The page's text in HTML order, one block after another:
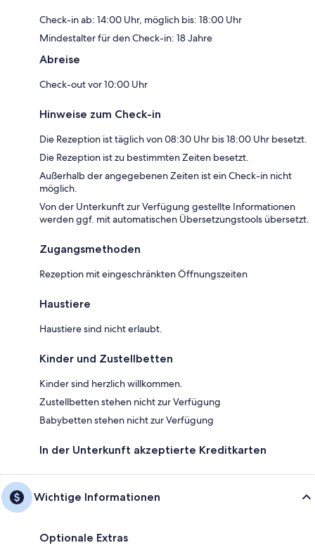
Check-in ab: 14:00 Uhr, möglich bis: 18:00 Uhr
Mindestalter für den Check-in: 18 Jahre
Abreise
Check-out vor 10:00 Uhr
Hinweise zum Check-in
Die Rezeption ist täglich von 08:30 Uhr bis 18:00 Uhr besetzt.
Die Rezeption ist zu bestimmten Zeiten besetzt.
Außerhalb der angegebenen Zeiten ist ein Check-in nicht
möglich.
Von der Unterkunft zur Verfügung gestellte Informationen
werden ggf. mit automatischen Übersetzungstools übersetzt.
Zugangsmethoden
Rezeption mit eingeschränkten Öffnungszeiten
Haustiere
Haustiere sind nicht erlaubt.
Kinder und Zustellbetten
Kinder sind herzlich willkommen.
Zustellbetten stehen nicht zur Verfügung
Babybetten stehen nicht zur Verfügung
In der Unterkunft akzeptierte Kreditkarten
Wichtige Informationen
Optionale Extras